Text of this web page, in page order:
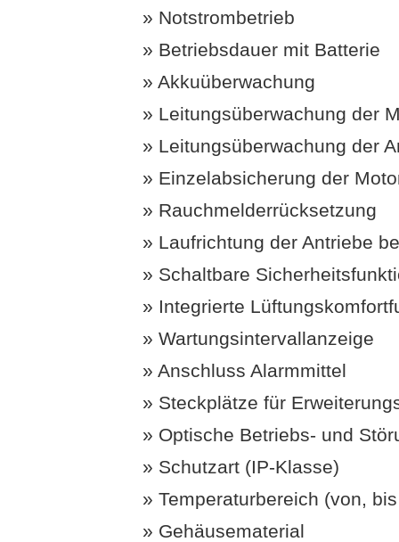
Notstrombetrieb
Betriebsdauer mit Batterie
Akkuüberwachung
Leitungsüberwachung der
Leitungsüberwachung der
Einzelabsicherung der
Rauchmelderrücksetzung
Laufrichtung der Antriebe
Schaltbare
Integrierte
Wartungsintervallanzeige
Anschluss Alarmmittel
Steckplätze für
Optische Betriebs- und
Schutzart (IP-Klasse)
Temperaturbereich (von, bis
Gehäusematerial